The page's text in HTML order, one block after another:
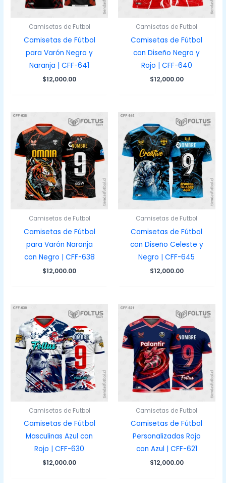
Camisetas de Futbol
Camisetas de Fútbol
para Varón Negro y
Naranja | CFF-641
$12,000.00
Camisetas de Futbol
Camisetas de Fútbol
con Diseño Negro y
Rojo | CFF-640
$12,000.00
Camisetas de Futbol
Camisetas de Fútbol
para Varón Naranja
con Negro | CFF-638
$12,000.00
Camisetas de Futbol
Camisetas de Fútbol
con Diseño Celeste y
Negro | CFF-645
$12,000.00
Camisetas de Futbol
Camisetas de Fútbol
Masculinas Azul con
Rojo | CFF-630
$12,000.00
Camisetas de Futbol
Camisetas de Fútbol
Personalizadas Rojo
con Azul | CFF-621
$12,000.00